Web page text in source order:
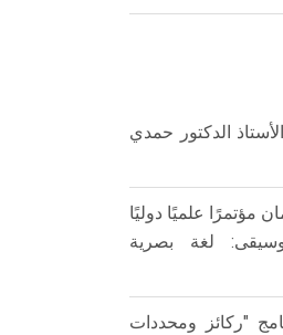
الدكتور حمدي
مؤتمرًا علميًا دوليًا
لغة بصرية
"ركائز ومحددات